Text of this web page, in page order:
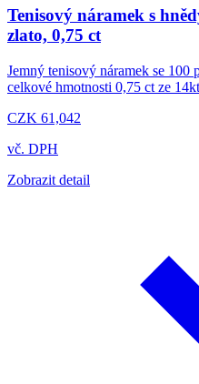
Tenisový náramek s
zlato, 0,75 ct
Jemný tenisový náramek se
celkové hmotnosti 0,75 ct ze
CZK 61,042
vč. DPH
Zobrazit detail